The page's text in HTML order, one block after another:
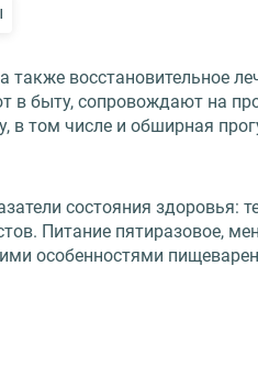
восстановительное
в быту, сопровождают на
том числе и обширная
состояния здоровья:
Питание пятиразовое,
особенностями